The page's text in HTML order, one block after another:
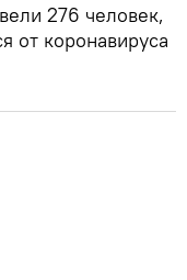
276 человек,
от коронавируса